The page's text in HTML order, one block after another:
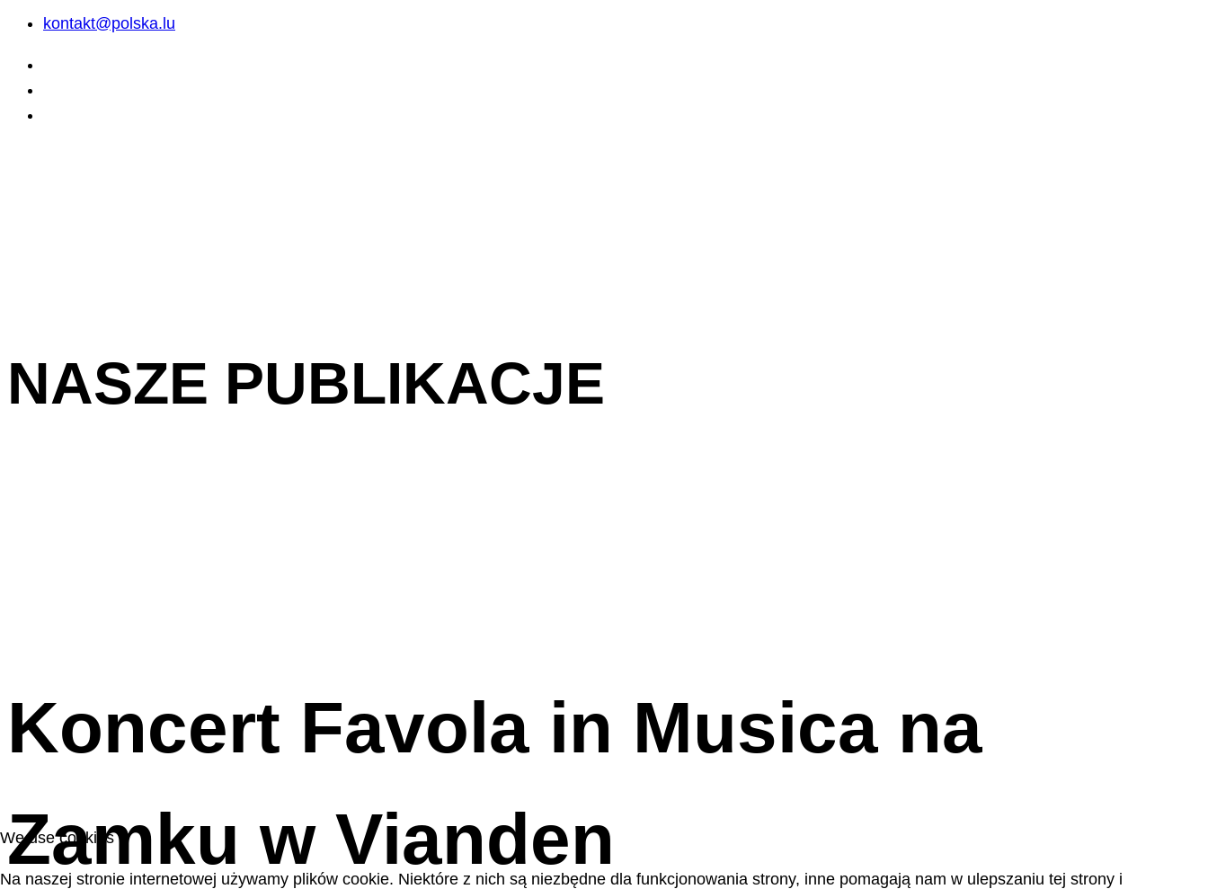
kontakt@polska.lu
NASZE PUBLIKACJE
Koncert Favola in Musica na
Zamku w Vianden
We use cookies
Na naszej stronie internetowej używamy plików cookie. Niektóre z nich są niezbędne dla funkcjonowania strony, inne pomagają nam w ulepszaniu tej strony i